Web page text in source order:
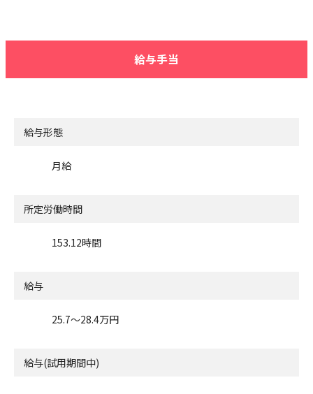
給与手当
給与形態
月給
所定労働時間
153.12時間
給与
25.7〜28.4万円
給与(試用期間中)